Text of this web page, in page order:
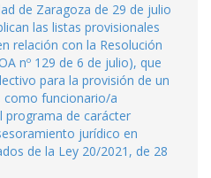
de Zaragoza de 29 de julio
las listas provisionales
relación con la Resolución
nº 129 de 6 de julio), que
para la provisión de un
como funcionario/a
programa de carácter
jurídico en
de la Ley 20/2021, de 28